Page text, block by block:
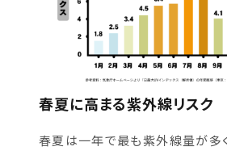
春夏に高まる紫外線リスク
春夏は一年で最も紫外線量が多